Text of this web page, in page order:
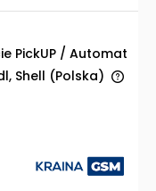
PickUP / Automat
Shell (Polska)
płatności